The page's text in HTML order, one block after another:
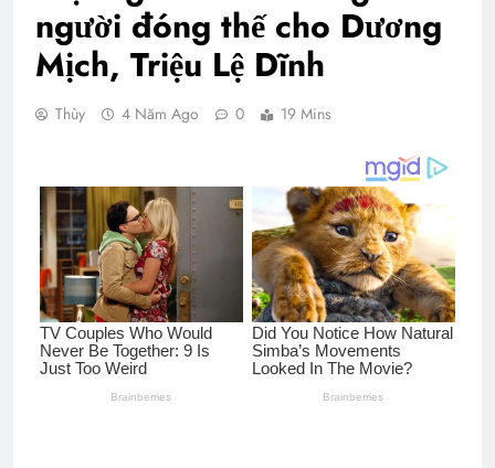
người đóng thế cho Dương
Mịch, Triệu Lệ Dĩnh
Thùy 4 Năm Ago 0 19 Mins